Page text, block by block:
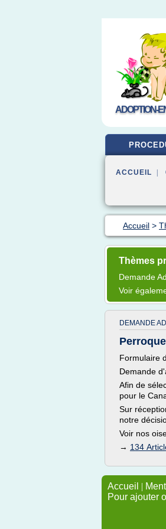
ADOPTION-
ACCUEIL |
Accueil >
Thèmes
Demande
Voir
DEMANDE
Formulaire
Demande
Afin de
pour le
Sur
notre
Voir nos
→ 134
Accueil |
Pour ajouter